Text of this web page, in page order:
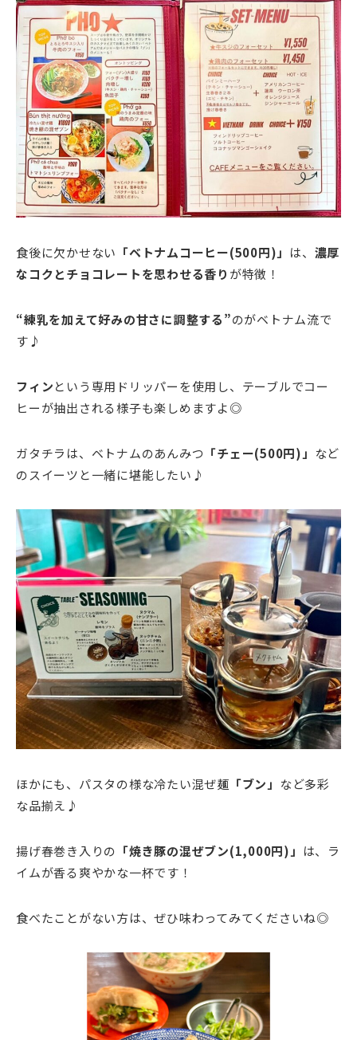
食後に欠かせない 「ベトナムコーヒー(500円)」 は、 濃厚
なコクとチョコレートを思わせる香り が特徴！
“練乳を加えて好みの甘さに調整する”のがベトナム流で
す♪
フィンという専用ドリッパーを使用し、テーブルでコー
ヒーが抽出される様子も楽しめますよ◎
ガタチラは、ベトナムのあんみつ 「チェー(500円)」 など
のスイーツと一緒に堪能したい♪
ほかにも、パスタの様な冷たい混ぜ麺 「ブン」 など多彩
な品揃え♪
揚げ春巻き入りの 「焼き豚の混ぜブン(1,000円)」 は、ラ
イムが香る爽やかな一杯です！
食べたことがない方は、ぜひ味わってみてくださいね◎